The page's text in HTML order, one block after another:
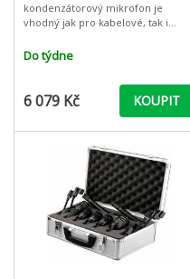
kondenzátorový mikrofon je
vhodný jak pro kabelové, tak i
miniaturní kondenzátorový mi
Do týdne
6 079 Kč KOUPIT